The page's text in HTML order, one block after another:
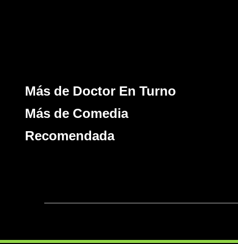
Más de Doctor En Turno
Más de Comedia
Recomendada